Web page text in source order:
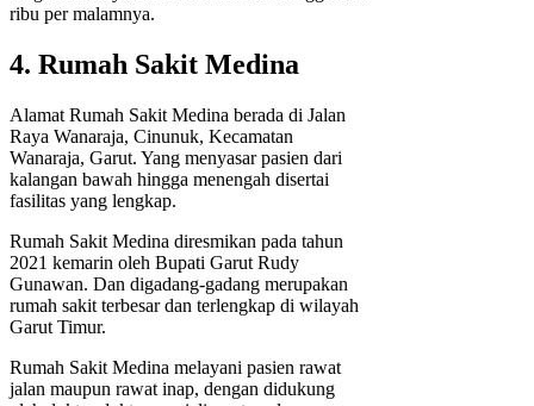
ribu per malamnya.
4. Rumah Sakit Medina
Alamat Rumah Sakit Medina berada di Jalan
Raya Wanaraja, Cinunuk, Kecamatan
Wanaraja, Garut. Yang menyasar pasien dari
kalangan bawah hingga menengah disertai
fasilitas yang lengkap.
Rumah Sakit Medina diresmikan pada tahun
2021 kemarin oleh Bupati Garut Rudy
Gunawan. Dan digadang-gadang merupakan
rumah sakit terbesar dan terlengkap di wilayah
Garut Timur.
Rumah Sakit Medina melayani pasien rawat
jalan maupun rawat inap, dengan didukung